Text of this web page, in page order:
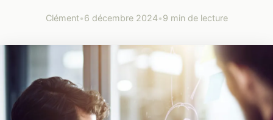
Clément•6 décembre 2024•9 min de lecture